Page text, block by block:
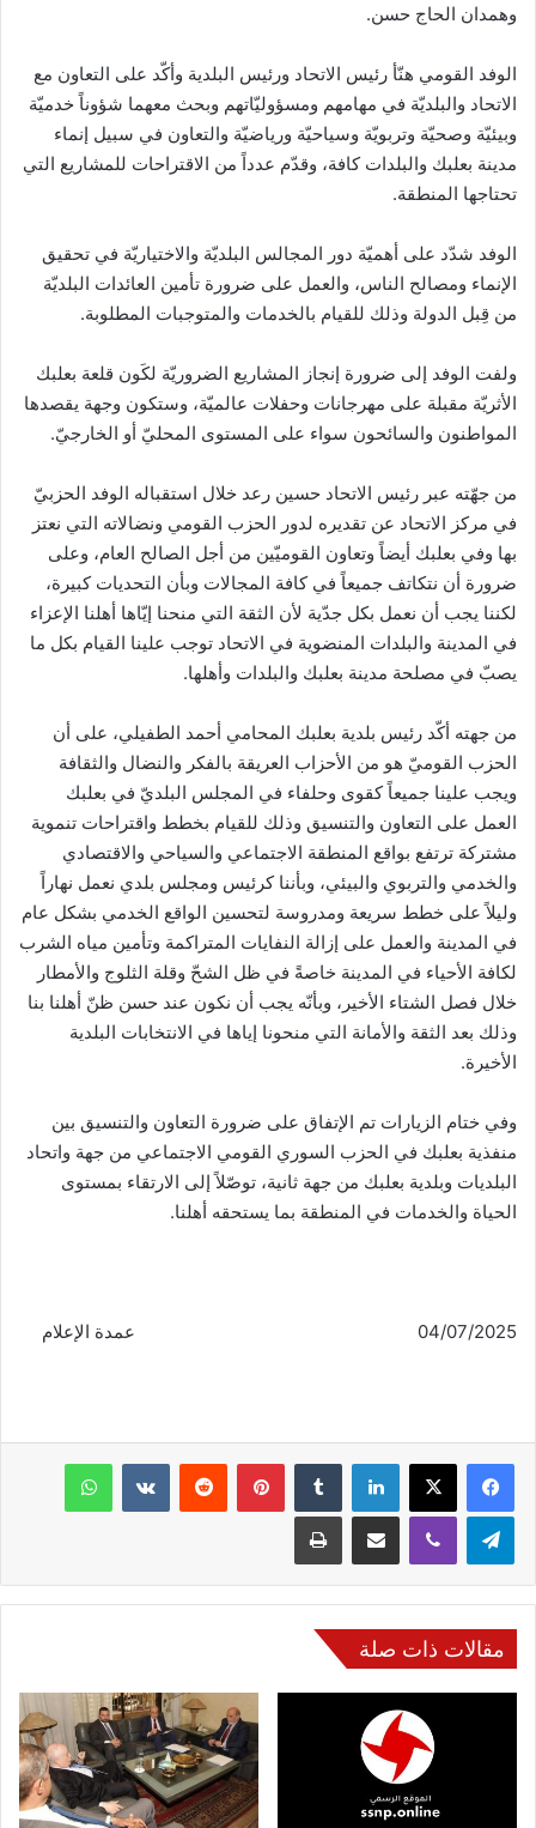
وھمدان الحاج حسن.
الوفد القومي هنّأ رئيس الاتحاد ورئيس البلدية وأكّد على التعاون مع
الاتحاد والبلديّة في مهامهم ومسؤوليّاتهم وبحث معهما شؤوناً خدميّة
وبيئيّة وصحيّة وتربويّة وسياحيّة ورياضيّة والتعاون في سبيل إنماء
مدينة بعلبك والبلدات كافة، وقدّم عدداً من الاقتراحات للمشاريع التي
تحتاجها المنطقة.
الوفد شدّد على أهميّة دور المجالس البلديّة والاختياريّة في تحقيق
الإنماء ومصالح الناس، والعمل على ضرورة تأمين العائدات البلديّة
من قِبل الدولة وذلك للقيام بالخدمات والمتوجبات المطلوبة.
ولفت الوفد إلى ضرورة إنجاز المشاريع الضروريّة لكَون قلعة بعلبك
الأثريّة مقبلة على مھرجانات وحفلات عالميّة، وستكون وجهة يقصدها
المواطنون والسائحون سواء على المستوى المحليّ أو الخارجيّ.
من جهّته عبر رئيس الاتحاد حسين رعد خلال استقباله الوفد الحزبيّ
في مركز الاتحاد عن تقديره لدور الحزب القومي ونضالاته التي نعتز
بها وفي بعلبك أيضاً وتعاون القوميّين من أجل الصالح العام، وعلى
ضرورة أن نتكاتف جميعاً في كافة المجالات وبأن التحديات كبيرة،
لكننا يجب أن نعمل بكل جدّية لأن الثقة التي منحنا إيّاھا أھلنا الإعزاء
في المدينة والبلدات المنضوية في الاتحاد توجب علينا القيام بكل ما
يصبّ في مصلحة مدينة بعلبك والبلدات وأهلها.
من جهته أكّد رئيس بلدية بعلبك المحامي أحمد الطفيلي، على أن
الحزب القوميّ ھو من الأحزاب العريقة بالفكر والنضال والثقافة
ويجب علينا جميعاً كقوى وحلفاء في المجلس البلديّ في بعلبك
العمل على التعاون والتنسيق وذلك للقيام بخطط واقتراحات تنموية
مشتركة ترتفع بواقع المنطقة الاجتماعي والسياحي والاقتصادي
والخدمي والتربوي والبيئي، وبأننا كرئيس ومجلس بلدي نعمل نهاراً
وليلاً على خطط سريعة ومدروسة لتحسين الواقع الخدمي بشكل عام
في المدينة والعمل على إزالة النفايات المتراكمة وتأمين مياه الشرب
لكافة الأحياء في المدينة خاصةً في ظل الشحّ وقلة الثلوج والأمطار
خلال فصل الشتاء الأخير، وبأنّه يجب أن نكون عند حسن ظنّ أھلنا بنا
وذلك بعد الثقة والأمانة التي منحونا إياھا في الانتخابات البلدية
الأخيرة.
وفي ختام الزيارات تم الإتفاق على ضرورة التعاون والتنسيق بين
منفذية بعلبك في الحزب السوري القومي الاجتماعي من جهة واتحاد
البلديات وبلدية بعلبك من جهة ثانية، توصّلاً إلى الارتقاء بمستوى
الحياة والخدمات في المنطقة بما يستحقه أهلنا.
04/07/2025 عمدة الإعلام
فيسبوك لينكدإن بينتيريست
مقالات ذات صلة